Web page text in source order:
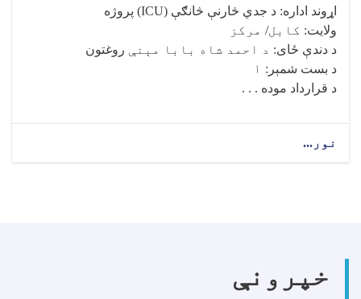
اړوند اداره: د جدي څارنې څانګې (ICU) پروژه
ولایت: کابل/ مرکز
د دندې ځای: د احمد شاه بابا مېنې روغتون
د بست شمېر : ۱
د قرارداد موده . . .
نور...
مېنې
خپرونې